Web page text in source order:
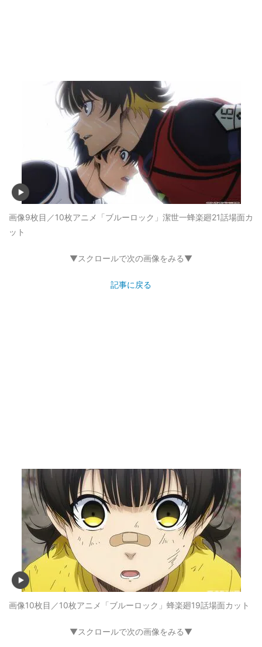
画像9枚目／10枚アニメ「ブルーロック」潔世一蜂楽廻21話場面カ
ット
▼スクロールで次の画像をみる▼
記事に戻る
画像10枚目／10枚アニメ「ブルーロック」蜂楽廻19話場面カット
▼スクロールで次の画像をみる▼